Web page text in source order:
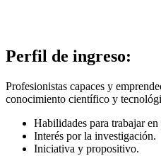
Perfil de ingreso:
Profesionistas capaces y
conocimiento científico y
Habilidades para trabajar en
Interés por la investigación.
Iniciativa y propositivo.